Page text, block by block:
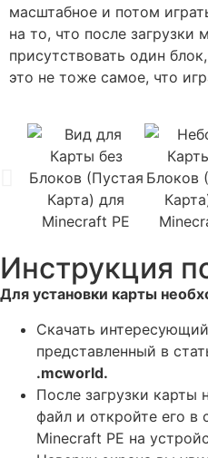
масштабное и потом
на то, что после загрузки
присутствовать один
это не тоже самое, что
Инструкция
Для установки карты
Скачать
представленный в
.mcworld.
После загрузки карты
файл и откройте его в
Minecraft PE на